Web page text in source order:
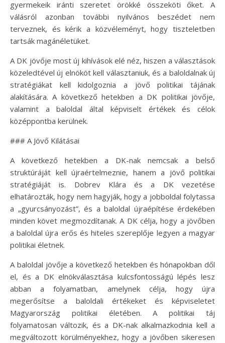
gyermekeik iránti szeretet örökké összeköti őket. A
válásról azonban további nyilvános beszédet nem
terveznek, és kérik a közvéleményt, hogy tiszteletben
tartsák magánéletüket.
A DK jövője most új kihívások elé néz, hiszen a választások
közeledtével új elnököt kell választaniuk, és a baloldalnak új
stratégiákat kell kidolgoznia a jövő politikai tájának
alakítására. A következő hetekben a DK politikai jövője,
valamint a baloldal által képviselt értékek és célok
középpontba kerülnek.
### A Jövő Kilátásai
A következő hetekben a DK-nak nemcsak a belső
struktúráját kell újraértelmeznie, hanem a jövő politikai
stratégiáját is. Dobrev Klára és a DK vezetése
elhatározták, hogy nem hagyják, hogy a jobboldal folytassa
a „gyurcsányozást”, és a baloldal újraépítése érdekében
minden követ megmozdítanak. A DK célja, hogy a jövőben
a baloldal újra erős és hiteles szereplője legyen a magyar
politikai életnek.
A baloldal jövője a következő hetekben és hónapokban dől
el, és a DK elnökválasztása kulcsfontosságú lépés lesz
abban a folyamatban, amelynek célja, hogy újra
megerősítse a baloldali értékeket és képviseletet
Magyarország politikai életében. A politikai táj
folyamatosan változik, és a DK-nak alkalmazkodnia kell a
megváltozott körülményekhez, hogy a jövőben sikeresen